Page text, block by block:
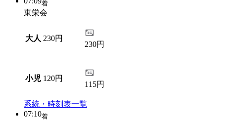
着
東栄会
大人 230円
230円
小児 120円
115円
系統・時刻表一覧
07:10着